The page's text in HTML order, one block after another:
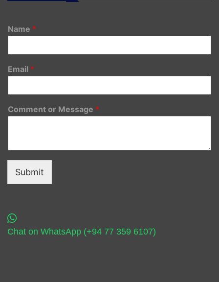
Name *
Email *
Comment or Message *
Submit
Chat on WhatsApp (+94 77 359 6107)